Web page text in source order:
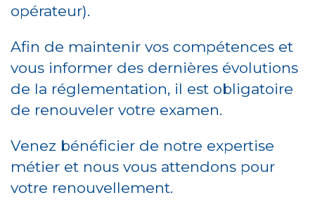
opérateur).
Afin de maintenir vos compétences et
vous informer des dernières évolutions
de la réglementation, il est obligatoire
de renouveler votre examen.
Venez bénéficier de notre expertise
métier et nous vous attendons pour
votre renouvellement.